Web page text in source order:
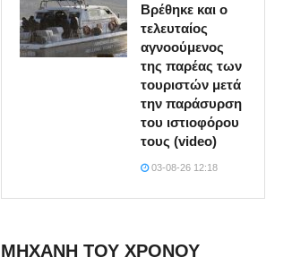
Βρέθηκε και ο
τελευταίος
αγνοούμενος
της παρέας των
τουριστών μετά
την παράσυρση
του ιστιοφόρου
τους (video)
03-08-26 12:18
ΜΗΧΑΝΗ ΤΟΥ ΧΡΟΝΟΥ